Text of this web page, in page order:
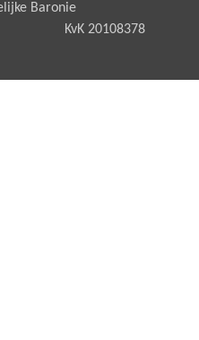
de Zuidelijke Baronie